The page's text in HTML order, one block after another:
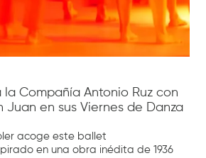
la Compañía Antonio Ruz con
Juan en sus Viernes de Danza
acoge este ballet
en una obra inédita de 1936